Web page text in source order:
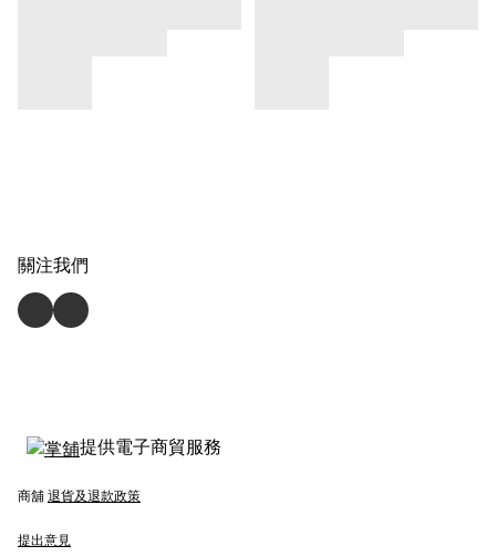
關注我們
提供電子商貿服務
商舖 退貨及退款政策
提出意見